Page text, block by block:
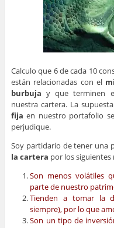
Calculo que 6 de cada 10
están relacionadas con el
burbuja y que terminen
nuestra cartera. La
fija en nuestro portafolio
perjudique.
Soy partidario de tener una
la cartera por los
Son menos volátiles
parte de nuestro
Tienden a tomar la
siempre), por lo que
Son un tipo de